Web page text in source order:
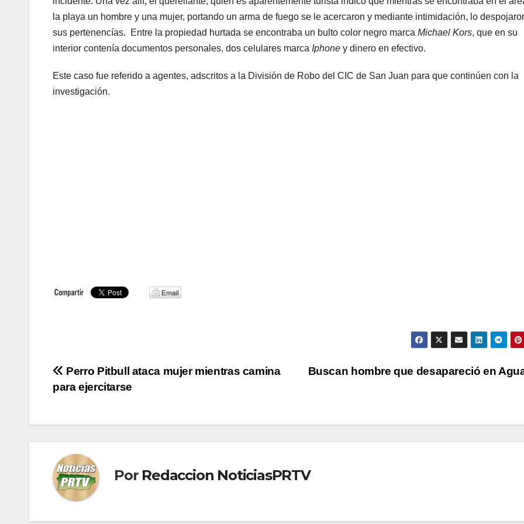
la playa un hombre y una mujer, portando un arma de fuego se le acercaron y mediante intimidación, lo
sus pertenencías. Entre la propiedad hurtada se encontraba un bulto color negro marca Michael Kors, que en su
interior contenía documentos personales, dos celulares marca Iphone y dinero en efectivo.
Este caso fue referido a agentes, adscritos a la División de Robo del CIC de San Juan para que continúen con la
investigación.
Navegación
de
entradas
Buscan hombre que desapareció en
Perro Pitbull ataca mujer mientras camina
para ejercitarse
Por Redaccion NoticiasPRTV